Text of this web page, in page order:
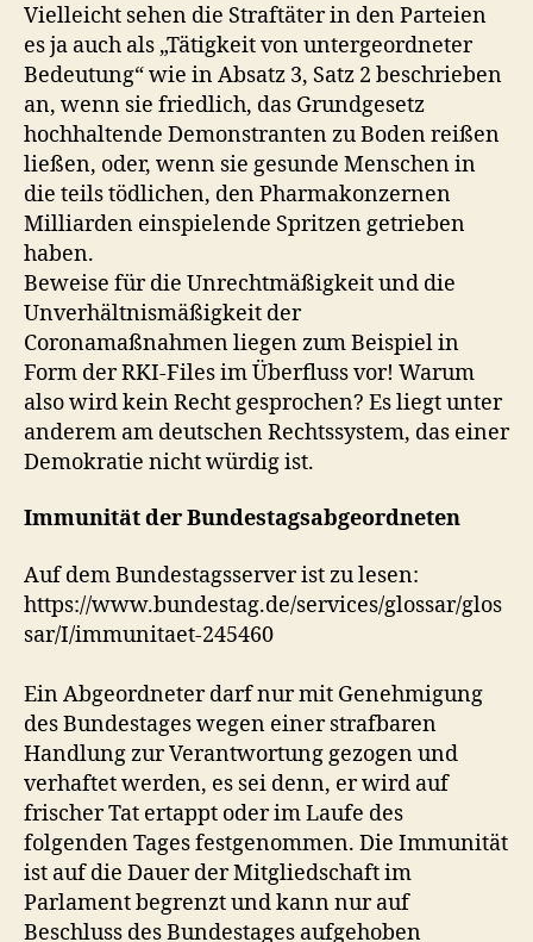
Vielleicht sehen die Straftäter in den Parteien
es ja auch als „Tätigkeit von untergeordneter
Bedeutung“ wie in Absatz 3, Satz 2 beschrieben
an, wenn sie friedlich, das Grundgesetz
hochhaltende Demonstranten zu Boden reißen
ließen, oder, wenn sie gesunde Menschen in
die teils tödlichen, den Pharmakonzernen
Milliarden einspielende Spritzen getrieben
haben.
Beweise für die Unrechtmäßigkeit und die
Unverhältnismäßigkeit der
Coronamaßnahmen liegen zum Beispiel in
Form der RKI-Files im Überfluss vor! Warum
also wird kein Recht gesprochen? Es liegt unter
anderem am deutschen Rechtssystem, das einer
Demokratie nicht würdig ist.
Immunität der Bundestagsabgeordneten
Auf dem Bundestagsserver ist zu lesen:
https://www.bundestag.de/services/glossar/glos
sar/I/immunitaet-245460
Ein Abgeordneter darf nur mit Genehmigung
des Bundestages wegen einer strafbaren
Handlung zur Verantwortung gezogen und
verhaftet werden, es sei denn, er wird auf
frischer Tat ertappt oder im Laufe des
folgenden Tages festgenommen. Die Immunität
ist auf die Dauer der Mitgliedschaft im
Parlament begrenzt und kann nur auf
Beschluss des Bundestages aufgehoben